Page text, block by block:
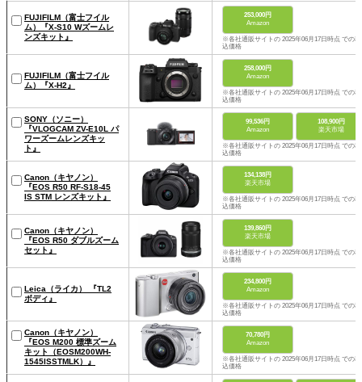
FUJIFILM（富士フイル
ム）『X-S10 Wズームレ
ンズキット』
253,000円
Amazon
※各社通販サイトの 2025年06月17日時点 での税
込価格
FUJIFILM（富士フイル
ム）『X-H2』
258,000円
Amazon
※各社通販サイトの 2025年06月17日時点 での税
込価格
SONY（ソニー）
『VLOGCAM ZV-E10L パ
ワーズームレンズキッ
ト』
99,536円
Amazon
108,900円
楽天市場
※各社通販サイトの 2025年06月17日時点 での税
込価格
Canon（キヤノン）
『EOS R50 RF-S18-45
IS STM レンズキット』
134,138円
楽天市場
※各社通販サイトの 2025年06月17日時点 での税
込価格
Canon（キヤノン）
『EOS R50 ダブルズーム
セット』
139,860円
楽天市場
※各社通販サイトの 2025年06月17日時点 での税
込価格
Leica（ライカ） 『TL2
ボディ』
234,800円
Amazon
※各社通販サイトの 2025年06月17日時点 での税
込価格
Canon（キヤノン）
『EOS M200 標準ズーム
キット（EOSM200WH-
1545ISSTMLK）』
70,780円
Amazon
※各社通販サイトの 2025年06月17日時点 での税
込価格